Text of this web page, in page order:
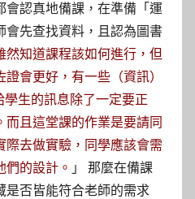
會認真地備課，在準備「運
會先查找資料，且認為圖書
然知道課程該如何進行，但
會更好，有一些（資訊）
學生的訊息除了一定要正
且這堂課的作業是要請同
際去做實驗，同學應該會需
們的設計。 」 那麼在備課
是否皆能符合老師的需求